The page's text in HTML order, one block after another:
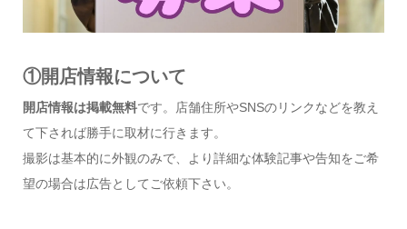
①開店情報について
開店情報は掲載無料です。店舗住所やSNSのリンクなどを教え
て下されば勝手に取材に行きます。
撮影は基本的に外観のみで、より詳細な体験記事や告知をご希
望の場合は広告としてご依頼下さい。